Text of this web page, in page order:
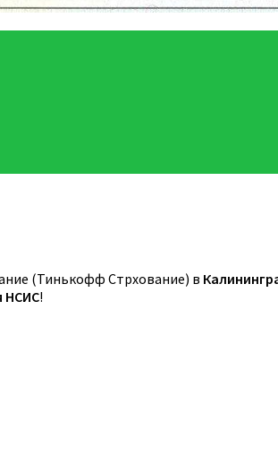
(Тинькофф Стрхование) в
НСИС!